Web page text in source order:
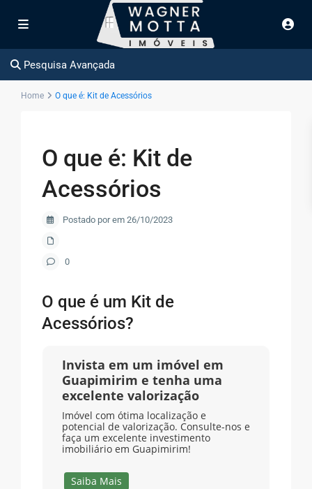
Pesquisa Avançada
Home O que é: Kit de Acessórios
O que é: Kit de
Acessórios
Postado por em 26/10/2023
0
O que é um Kit de
Acessórios?
Invista em um imóvel em
Guapimirim e tenha uma
excelente valorização
Imóvel com ótima localização e
potencial de valorização. Consulte-nos e
faça um excelente investimento
imobiliário em Guapimirim!
Saiba Mais